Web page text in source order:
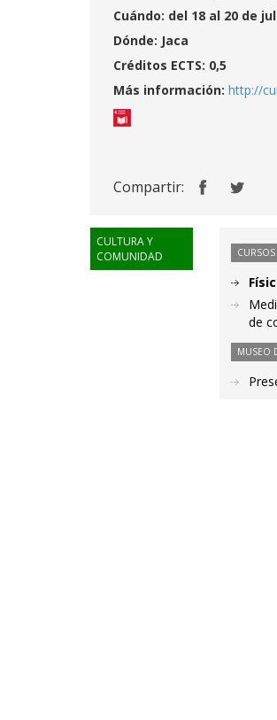
Cuándo: del 18 al 20 de
Dónde: Jaca
Créditos ECTS: 0,5
Más información: http://
Compartir:
CULTURA Y
COMUNIDAD
de
MUSEO